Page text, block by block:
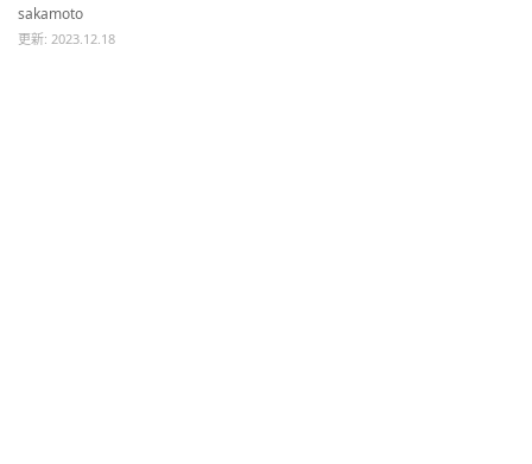
sakamoto
更新: 2023.12.18